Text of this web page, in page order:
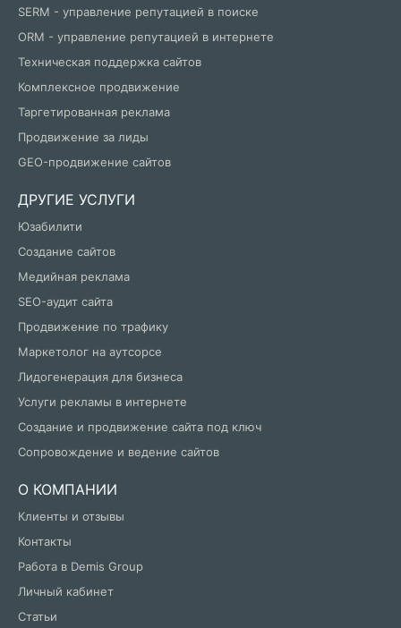
SERM - управление репутацией в поиске
ORM - управление репутацией в интернете
Техническая поддержка сайтов
Комплексное продвижение
Таргетированная реклама
Продвижение за лиды
GEO-продвижение сайтов
ДРУГИЕ УСЛУГИ
Юзабилити
Создание сайтов
Медийная реклама
SEO-аудит сайта
Продвижение по трафику
Маркетолог на аутсорсе
Лидогенерация для бизнеса
Услуги рекламы в интернете
Создание и продвижение сайта под ключ
Сопровождение и ведение сайтов
О КОМПАНИИ
Клиенты и отзывы
Контакты
Работа в Demis Group
Личный кабинет
Статьи